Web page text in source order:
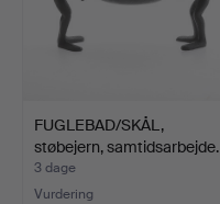
FUGLEBAD/SKÅL,
støbejern, samtidsarbejde.
3 dage
Vurdering